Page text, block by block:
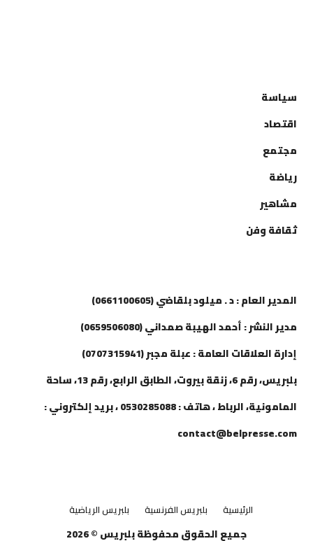
سياسة
اقتصاد
مجتمع
رياضة
مشاهير
ثقافة وفن
المدير العام : د . ميلود بلقاضي (0661100605)
مدير النشر : أحمد الهيبة صمداني (0659506080)
إدارة العلاقات العامة : عبلة مجبر (0707315941)
بلبريس، رقم 6، زنقة بيروت، الطابق الرابع، رقم 13، ساحة
المامونية، الرباط ، هاتف : 0530285088 ، بريد إلكتروني :
contact@belpresse.com
الرئيسية بلبريس الفرنسية بلبريس الرياضية
جميع الحقوق محفوظة بلبريس © 2026